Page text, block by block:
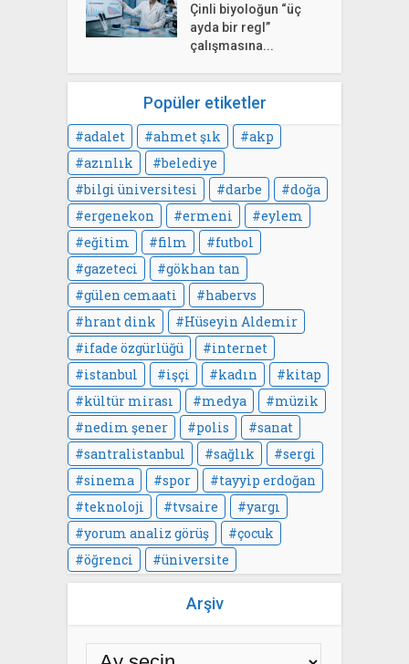
Çinli biyoloğun “üç
ayda bir regl”
çalışmasına...
Popüler etiketler
adalet ahmet şık
akp
azınlık
belediye
bilgi üniversitesi
darbe
doğa
ergenekon
ermeni
eylem
eğitim
film
futbol
gazeteci
gökhan tan
gülen cemaati
habervs
hrant dink
Hüseyin Aldemir
ifade özgürlüğü
internet
istanbul
işçi kadın
kitap
kültür mirası
medya
müzik
nedim şener
polis
sanat
santralistanbul
sağlık
sergi
sinema
spor
tayyip erdoğan
teknoloji
tvsaire
yargı
yorum analiz görüş
çocuk
öğrenci
üniversite
Arşiv